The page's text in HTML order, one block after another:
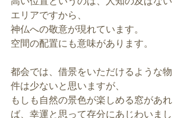
エリアですから、
神仏への敬意が現れています。
空間の配置にも意味があります。
都会では、借景をいただけるような物
件は少ないと思いますが、
もしも自然の景色が楽しめる窓があれ
ば、幸運と思って存分にあじわいまし